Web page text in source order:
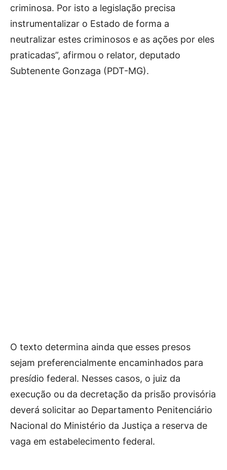
criminosa. Por isto a legislação precisa
instrumentalizar o Estado de forma a
neutralizar estes criminosos e as ações por eles
praticadas”, afirmou o relator, deputado
Subtenente Gonzaga (PDT-MG).
O texto determina ainda que esses presos
sejam preferencialmente encaminhados para
presídio federal. Nesses casos, o juiz da
execução ou da decretação da prisão provisória
deverá solicitar ao Departamento Penitenciário
Nacional do Ministério da Justiça a reserva de
vaga em estabelecimento federal.